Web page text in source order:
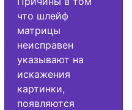
что шлейф
матрицы
неисправен
указывают на
искажения
картинки,
появляются